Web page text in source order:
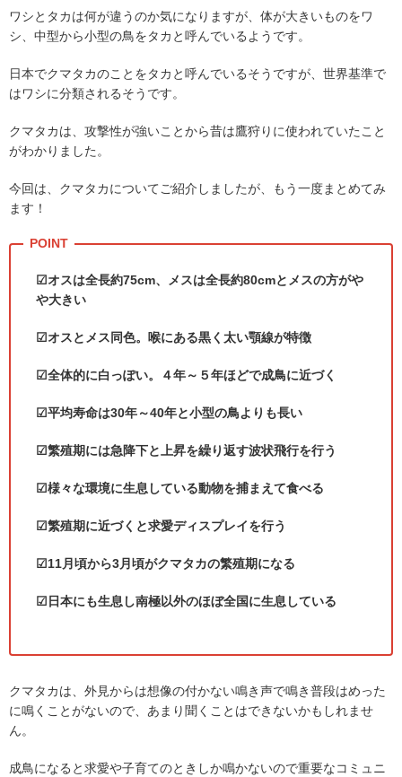
ワシとタカは何が違うのか気になりますが、体が大きいものをワ
シ、中型から小型の鳥をタカと呼んでいるようです。
日本でクマタカのことをタカと呼んでいるそうですが、世界基準で
はワシに分類されるそうです。
クマタカは、攻撃性が強いことから昔は鷹狩りに使われていたこと
がわかりました。
今回は、クマタカについてご紹介しましたが、もう一度まとめてみ
ます！
☑オスは全長約75cm、メスは全長約80cmとメスの方がや
や大きい
☑オスとメス同色。喉にある黒く太い顎線が特徴
☑全体的に白っぽい。４年～５年ほどで成鳥に近づく
☑平均寿命は30年～40年と小型の鳥よりも長い
☑繁殖期には急降下と上昇を繰り返す波状飛行を行う
☑様々な環境に生息している動物を捕まえて食べる
☑繁殖期に近づくと求愛ディスプレイを行う
☑11月頃から3月頃がクマタカの繁殖期になる
☑ 日本にも生息し南極以外のほぼ全国に生息している
クマタカは、外見からは想像の付かない鳴き声で鳴き普段はめった
に鳴くことがないので、あまり聞くことはできないかもしれませ
ん。
成鳥になると求愛や子育てのときしか鳴かないので重要なコミュニ